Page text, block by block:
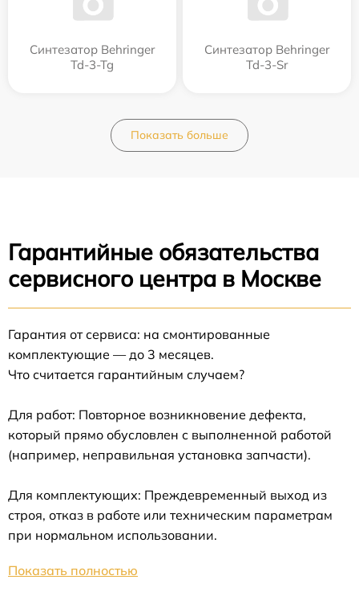
Синтезатор Behringer
Td-3-Tg
Синтезатор Behringer
Td-3-Sr
Показать больше
Гарантийные обязательства
сервисного центра в Москве
Гарантия от сервиса: на смонтированные
комплектующие — до 3 месяцев.
Что считается гарантийным случаем?
Для работ: Повторное возникновение дефекта,
который прямо обусловлен с выполненной работой
(например, неправильная установка запчасти).
Для комплектующих: Преждевременный выход из
строя, отказ в работе или техническим параметрам
при нормальном использовании.
Показать полностью